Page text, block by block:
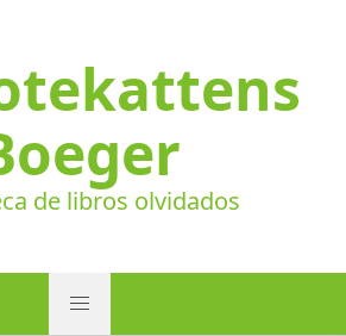
de libros olvidados